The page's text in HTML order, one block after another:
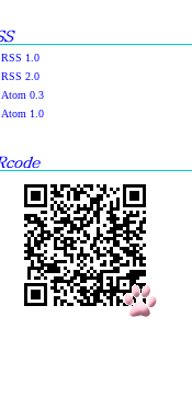
RSS 1.0
RSS 2.0
Atom 0.3
Atom 1.0